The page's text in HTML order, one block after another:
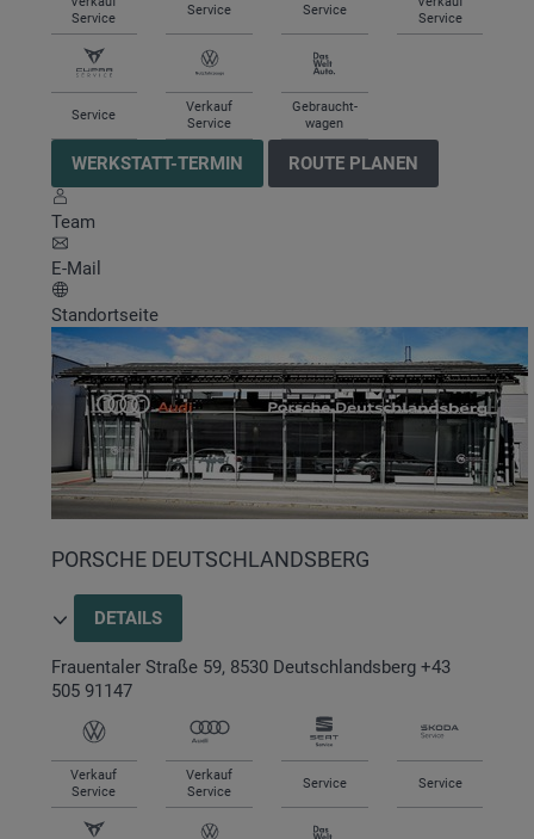
Service
Service Service
Service
Service
Verkauf
Service
Gebraucht-
wagen
WERKSTATT-TERMIN ROUTE PLANEN
Team
E-Mail
Standortseite
PORSCHE DEUTSCHLANDSBERG
DETAILS
Frauentaler Straße 59, 8530 Deutschlandsberg +43
505 91147
Verkauf
Service
Verkauf
Service
Service Service